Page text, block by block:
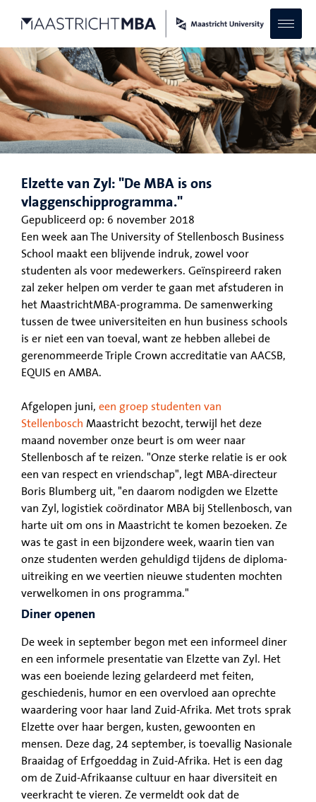
Elzette van Zyl: "De MBA is ons
vlaggenschipprogramma."
Gepubliceerd op: 6 november 2018
Een week aan The University of Stellenbosch Business
School maakt een blijvende indruk, zowel voor
studenten als voor medewerkers. Geïnspireerd raken
zal zeker helpen om verder te gaan met afstuderen in
het MaastrichtMBA-programma. De samenwerking
tussen de twee universiteiten en hun business schools
is er niet een van toeval, want ze hebben allebei de
gerenommeerde Triple Crown accreditatie van AACSB,
EQUIS en AMBA.
Afgelopen juni, een groep studenten van
Stellenbosch Maastricht bezocht, terwijl het deze
maand november onze beurt is om weer naar
Stellenbosch af te reizen. "Onze sterke relatie is er ook
een van respect en vriendschap", legt MBA-directeur
Boris Blumberg uit, "en daarom nodigden we Elzette
van Zyl, logistiek coördinator MBA bij Stellenbosch, van
harte uit om ons in Maastricht te komen bezoeken. Ze
was te gast in een bijzondere week, waarin tien van
onze studenten werden gehuldigd tijdens de diploma-
uitreiking en we veertien nieuwe studenten mochten
verwelkomen in ons programma."
Diner openen
De week in september begon met een informeel diner
en een informele presentatie van Elzette van Zyl. Het
was een boeiende lezing gelardeerd met feiten,
geschiedenis, humor en een overvloed aan oprechte
waardering voor haar land Zuid-Afrika. Met trots sprak
Elzette over haar bergen, kusten, gewoonten en
mensen. Deze dag, 24 september, is toevallig Nasionale
Braaidag of Erfgoeddag in Zuid-Afrika. Het is een dag
om de Zuid-Afrikaanse cultuur en haar diversiteit en
veerkracht te vieren. Ze vermeldt ook dat de